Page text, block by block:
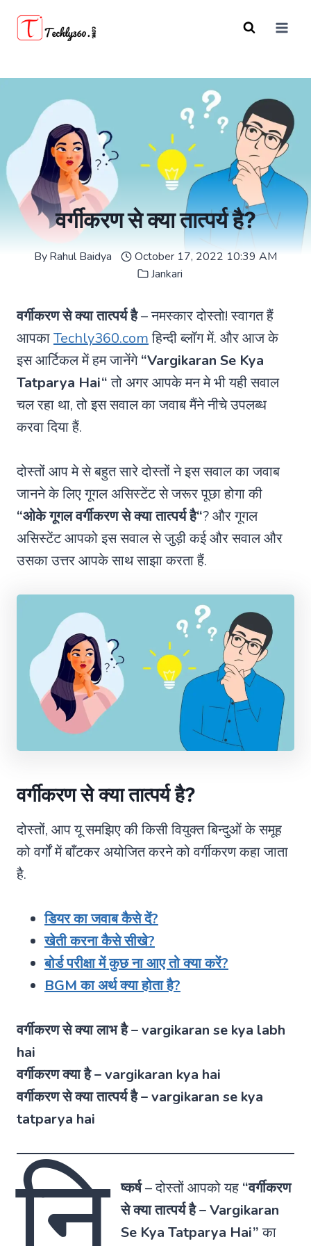
वर्गीकरण से क्या तात्पर्य है?
ByRahul Baidya
October 17, 2022 10:39 AM
Jankari
वर्गीकरण से क्या तात्पर्य है– नमस्कार दोस्तो! स्वागत हैं
आपकाTechly360.comहिन्दी ब्लॉग में. और आज के
इस आर्टिकल में हम जानेंगे“Vargikaran Se Kya
Tatparya Hai“तो अगर आपके मन मे भी यही सवाल
चल रहा था, तो इस सवाल का जवाब मैंने नीचे उपलब्ध
करवा दिया हैं.
दोस्तों आप मे से बहुत सारे दोस्तों ने इस सवाल का जवाब
जानने के लिए गूगल असिस्टेंट से जरूर पूछा होगा की
“ओके गूगलवर्गीकरण से क्या तात्पर्य है“? और गूगल
असिस्टेंट आपको इस सवाल से जुड़ी कई और सवाल और
उसका उत्तर आपके साथ साझा करता हैं.
वर्गीकरण से क्या तात्पर्य है?
दोस्तों, आप यू समझिए की किसी वियुक्त बिन्दुओं के समूह
को वर्गों में बाँटकर अयोजित करने को वर्गीकरण कहा जाता
है.
डियर का जवाब कैसे दें?
खेती करना कैसे सीखे?
बोर्ड परीक्षा में कुछ ना आए तो क्या करें?
BGM का अर्थ क्या होता है?
वर्गीकरण से क्या लाभ है – vargikaran se kya labh
hai
वर्गीकरण क्या है – vargikaran kya hai
वर्गीकरण से क्या तात्पर्य है – vargikaran se kya
tatparya hai
ष्कर्ष–दोस्तों आपको यह“वर्गीकरण
से क्या तात्पर्य है – Vargikaran
Se Kya Tatparya Hai”का